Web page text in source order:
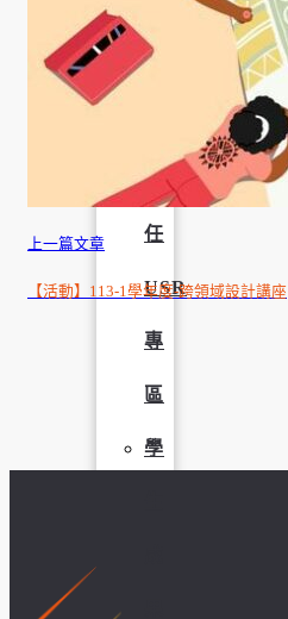
責
任
USR
專
區
學
上一篇文章
【活動】113-1學年度-跨領域設計講座